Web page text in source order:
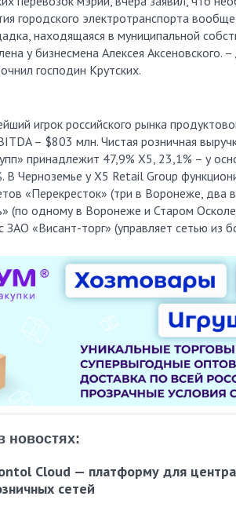
городского электротранспорта
находящаяся в муниципальной
у бизнесмена Алексея Аксеновского.
господин Крутских.
игрок российского рынка
– $803 млн. Чистая розничная
принадлежит 47,9% X5, 23,1% – у
Черноземье у Х5 Retail Group
«Перекресток» (три в Воронеже, два
(по одному в Воронеже и Старом
«Висант-торг» (управляет сетью из
новостях:
Cloud — платформу для
сетей